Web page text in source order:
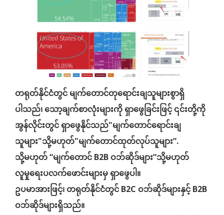
တရုတ်နိုင်ငံတွင် မျက်တောင်တုရောင်းချသူများစွာရှိ
ပါသည်၊ သော့ချက်စာလုံးများကို ရှာဖွေခြင်းဖြင့် ၎င်းတို့ကို
အွန်လိုင်းတွင် ရှာဖွေနိုင်သည်"မျက်တောင်ရောင်းချ
သူများ"သို့မဟုတ်"မျက်တောင်ထုတ်လုပ်သူများ”.
သို့မဟုတ် “မျက်တောင် B2B ဝဘ်ဆိုဒ်များ”သို့မဟုတ်
လူမှုရေးပလက်ဖောင်းများမှ ရှာဖွေပါ။
ဥပမာအားဖြင့်၊ တရုတ်နိုင်ငံတွင် B2C ဝဘ်ဆိုဒ်များနှင့် B2B
ဝဘ်ဆိုဒ်များရှိသည်။